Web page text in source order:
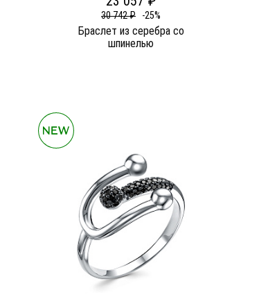
30 742 ₽ -25%
Браслет из серебра со
шпинелью